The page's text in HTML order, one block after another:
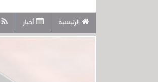
الرئيسية أخبار